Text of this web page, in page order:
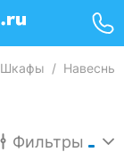
Шкафы / Навесные
Фильтры